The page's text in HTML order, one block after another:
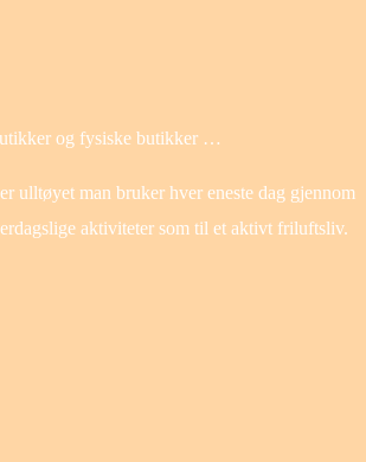
og fysiske butikker …
ulltøyet man bruker hver eneste dag gjennom
aktiviteter som til et aktivt friluftsliv.